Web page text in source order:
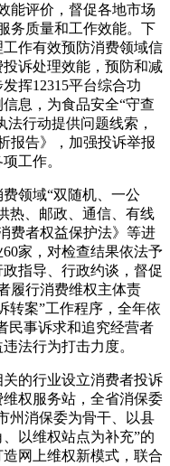
能评价，督促各地市场
务质量和工作效能。下
作有效预防消费领域信
诉处理效能，预防和减
挥12315平台综合功
息，为食品安全“守查
法行动提供问题线索，
报告》，加强投诉举报
工作。
领域“双随机、一公
热、邮政、通信、有线
费者权益保护法》等进
家，对检查结果依法予
指导、行政约谈，督促
履行消费维权主体责
转案”工作程序，全年依
民事诉求和追究经营者
法行为打击力度。
的行业设立消费者投诉
权服务站，全省消保委
州消保委为骨干、以县
以维权站点为补充”的
网上维权新模式，联合